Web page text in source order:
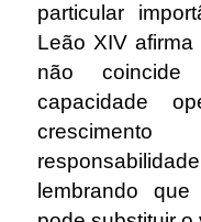
particular
Leão XIV
não
capacidade
lembrando